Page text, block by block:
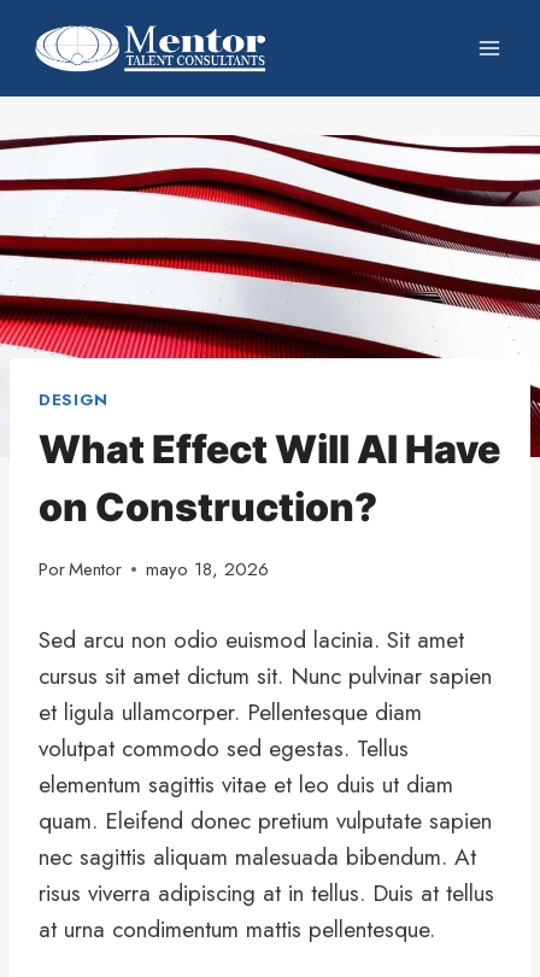
DESIGN
What Effect Will AI Have
on Construction?
PorMentor mayo 18, 2026
Sed arcu non odio euismod lacinia. Sit amet
cursus sit amet dictum sit. Nunc pulvinar sapien
et ligula ullamcorper. Pellentesque diam
volutpat commodo sed egestas. Tellus
elementum sagittis vitae et leo duis ut diam
quam. Eleifend donec pretium vulputate sapien
nec sagittis aliquam malesuada bibendum. At
risus viverra adipiscing at in tellus. Duis at tellus
at urna condimentum mattis pellentesque.